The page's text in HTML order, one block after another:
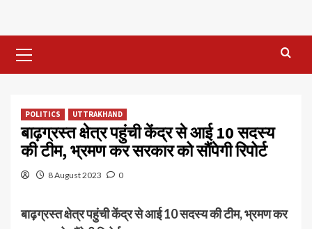
Menu
POLITICS UTTRAKHAND
बाढ़ग्रस्त क्षेत्र पहुंची केंद्र से आई 10 सदस्य
की टीम, भ्रमण कर सरकार को सौंपेगी रिपोर्ट
8 August 2023 0
बाढ़ग्रस्त क्षेत्र पहुंची केंद्र से आई 10 सदस्य की टीम, भ्रमण कर